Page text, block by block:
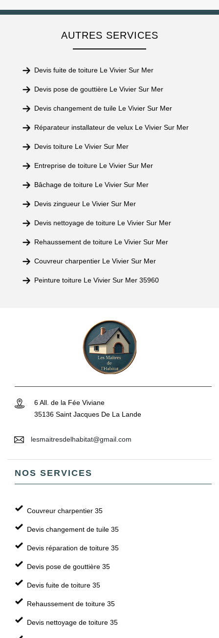
AUTRES SERVICES
Devis fuite de toiture Le Vivier Sur Mer
Devis pose de gouttière Le Vivier Sur Mer
Devis changement de tuile Le Vivier Sur Mer
Réparateur installateur de velux Le Vivier Sur Mer
Devis toiture Le Vivier Sur Mer
Entreprise de toiture Le Vivier Sur Mer
Bâchage de toiture Le Vivier Sur Mer
Devis zingueur Le Vivier Sur Mer
Devis nettoyage de toiture Le Vivier Sur Mer
Rehaussement de toiture Le Vivier Sur Mer
Couvreur charpentier Le Vivier Sur Mer
Peinture toiture Le Vivier Sur Mer 35960
6 All. de la Fée Viviane
35136 Saint Jacques De La Lande
lesmaitresdelhabitat@gmail.com
NOS SERVICES
Couvreur charpentier 35
Devis changement de tuile 35
Devis réparation de toiture 35
Devis pose de gouttière 35
Devis fuite de toiture 35
Rehaussement de toiture 35
Devis nettoyage de toiture 35